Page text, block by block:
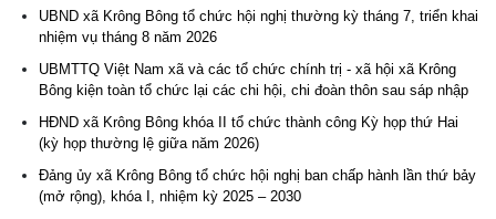
UBND xã Krông Bông tổ chức hội nghị thường kỳ tháng 7, triển khai
nhiệm vụ tháng 8 năm 2026
UBMTTQ Việt Nam xã và các tổ chức chính trị - xã hội xã Krông
Bông kiện toàn tổ chức lại các chi hội, chi đoàn thôn sau sáp nhập
HĐND xã Krông Bông khóa II tổ chức thành công Kỳ họp thứ Hai
(kỳ họp thường lệ giữa năm 2026)
Đảng ủy xã Krông Bông tổ chức hội nghị ban chấp hành lần thứ bảy
(mở rộng), khóa I, nhiệm kỳ 2025 – 2030
Lịch tiếp công dân định kỳ của Thường trực HĐND xã tháng
08 năm 2026
(28/07/2026, 16:27)
Uỷ ban nhân dân xã Krông Bông Thông báo lịch Tiếp công
dân định kỳ tháng 07 năm 2026 của Chủ tịch UBND xã